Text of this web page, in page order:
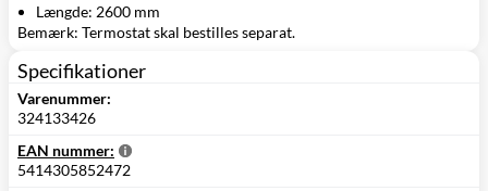
Længde: 2600 mm
Bemærk: Termostat skal bestilles separat.
Specifikationer
Varenummer:
324133426
EAN nummer:
5414305852472